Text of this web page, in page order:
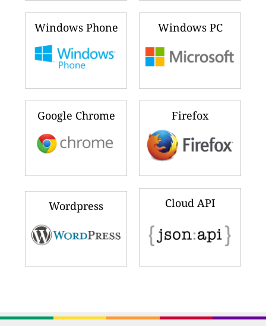
Windows Phone Windows PC
Google Chrome Firefox
Wordpress Cloud API